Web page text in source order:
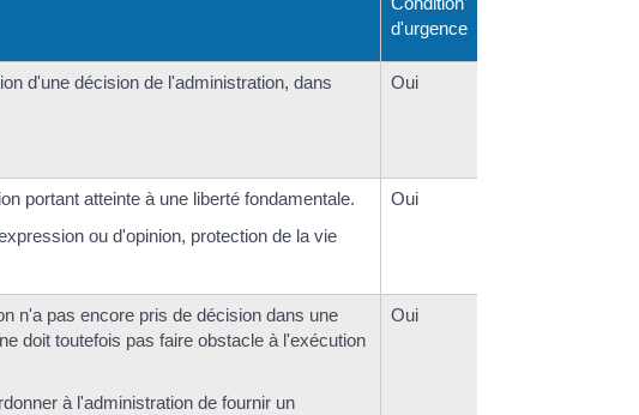
d'urgence
d'une décision de l'administration, dans
Oui
portant atteinte à une liberté fondamentale.
ou d'opinion, protection de la vie
Oui
n'a pas encore pris de décision dans une
doit toutefois pas faire obstacle à l'exécution
à l'administration de fournir un
Oui